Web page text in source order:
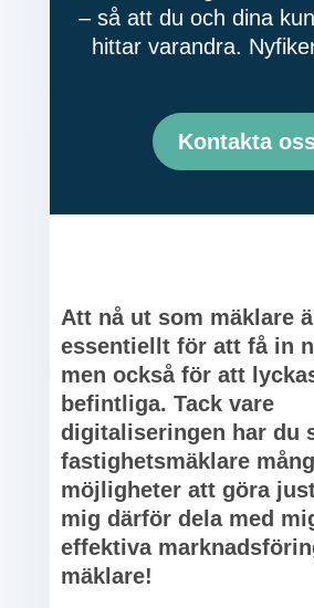
– så att du och dina
hittar varandra.
Kontakta
Att nå ut som mäklare
essentiellt för att få in
men också för att
befintliga. Tack vare
digitaliseringen har du
fastighetsmäklare
möjligheter att göra
mig därför dela med
effektiva
mäklare!